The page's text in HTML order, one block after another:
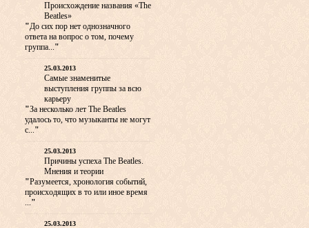
Происхождение названия «The
Beatles»
"До сих пор нет однозначного
ответа на вопрос о том, почему
группа..."
25.03.2013
Самые знаменитые
выступления группы за всю
карьеру
"За несколько лет The Beatles
удалось то, что музыканты не могут
с..."
25.03.2013
Причины успеха The Beatles.
Мнения и теории
"Разумеется, хронология событий,
происходящих в то или иное время
..."
25.03.2013